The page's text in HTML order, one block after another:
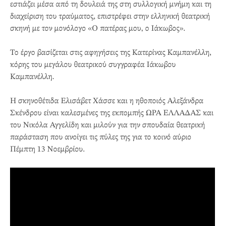
εστιάζει μέσα από τη δουλειά της στη συλλογική μνήμη και τη
διαχείριση του τραύματος, επιστρέφει στην ελληνική θεατρική
σκηνή με τον μονόλογο «Ο πατέρας μου, ο Ιάκωβος».
Το έργο βασίζεται στις αφηγήσεις της Κατερίνας Καμπανέλλη,
κόρης του μεγάλου θεατρικού συγγραφέα Iάκωβου
Καμπανέλλη.
H σκηνοθέτιδα Ελισάβετ Χάσσε και η ηθοποιός Αλεξάνδρα
Σκένδρου είναι καλεσμένες της εκπομπής ΩΡΑ ΕΛΛΑΔΑΣ και
του Νικόλα Αγγελίδη και μιλούν για την σπουδαία θεατρική
παράσταση που ανοίγει τις πύλες της για το κοινό αύριο
Πέμπτη 13 Νοεμβρίου.